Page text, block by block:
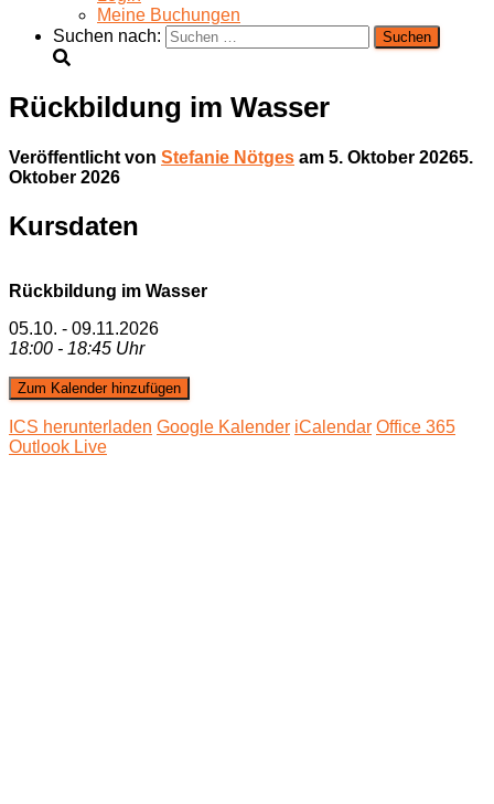
Meine Buchungen
Suchen nach:
Rückbildung im Wasser
Veröffentlicht von Stefanie Nötges am 5. Oktober 20265.
Oktober 2026
Kursdaten
Rückbildung im Wasser
05.10. - 09.11.2026
18:00 - 18:45 Uhr
Zum Kalender hinzufügen
ICS herunterladen Google Kalender iCalendar Office 365
Outlook Live